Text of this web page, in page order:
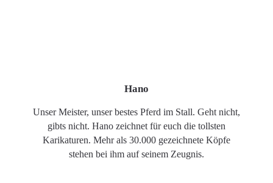
Hano
Unser Meister, unser bestes Pferd im Stall. Geht nicht,
gibts nicht. Hano zeichnet für euch die tollsten
Karikaturen. Mehr als 30.000 gezeichnete Köpfe
stehen bei ihm auf seinem Zeugnis.